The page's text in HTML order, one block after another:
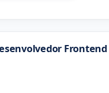
Frontend